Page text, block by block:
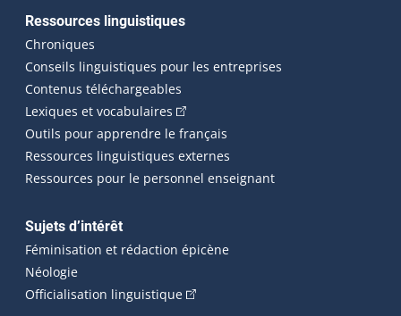
Ressources linguistiques
Chroniques
Conseils linguistiques pour les entreprises
Contenus téléchargeables
Lexiques et vocabulaires (Cet hyperlien externe s'ouvrira
Outils pour apprendre le français
Ressources linguistiques externes
Ressources pour le personnel enseignant
Sujets d’intérêt
Féminisation et rédaction épicène
Néologie
Officialisation linguistique(Cet hyperlien externe s'ouvrira